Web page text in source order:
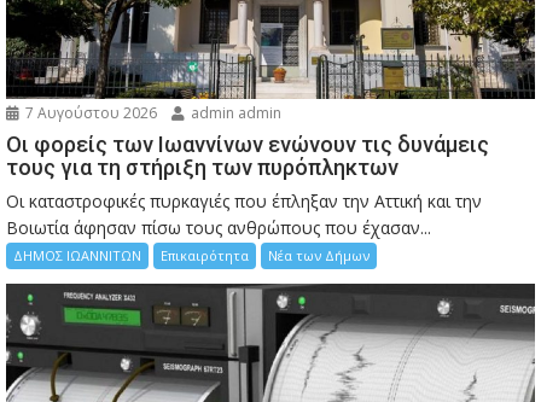
7 Αυγούστου 2026 admin admin
Οι φορείς των Ιωαννίνων ενώνουν τις δυνάμεις
τους για τη στήριξη των πυρόπληκτων
Οι καταστροφικές πυρκαγιές που έπληξαν την Αττική και την
Bοιωτία άφησαν πίσω τους ανθρώπους που έχασαν...
ΔΗΜΟΣ ΙΩΑΝΝΙΤΩΝ Επικαιρότητα Νέα των Δήμων